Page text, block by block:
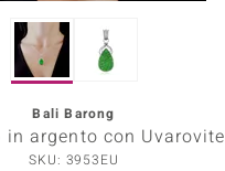
Bali Barong
in argento con Uvarovite
SKU: 3953EU